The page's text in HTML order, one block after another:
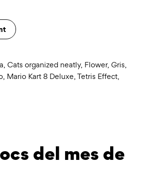
, Cats organized neatly, Flower, Gris,
, Mario Kart 8 Deluxe,Tetris Effect,
del mes de